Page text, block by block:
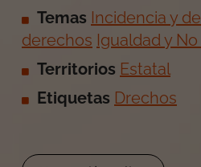
Temas Incidencia y
derechos Igualdad y
Territorios Estatal
Etiquetas Drechos